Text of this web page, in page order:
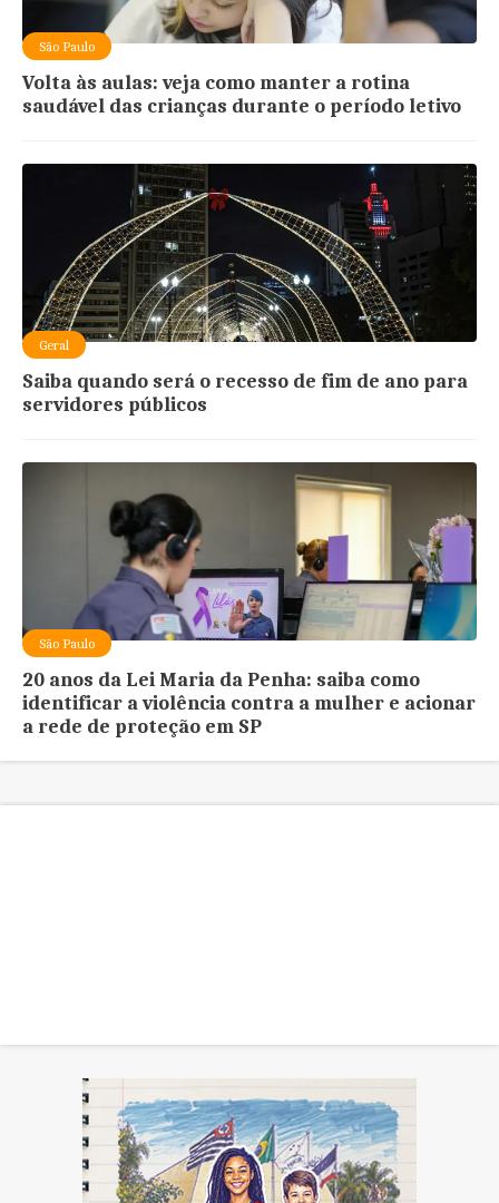
São Paulo
Volta às aulas: veja como manter a rotina
saudável das crianças durante o período letivo
Geral
Saiba quando será o recesso de fim de ano para
servidores públicos
São Paulo
20 anos da Lei Maria da Penha: saiba como
identificar a violência contra a mulher e acionar
a rede de proteção em SP